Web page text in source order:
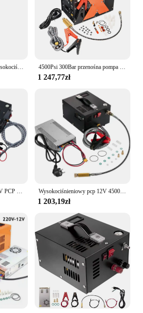
1 247,77zł
4500Psi 300Bar 220V 110V PCP sprężarka powietrza do nurkowania Wysokociśnieniowy pcp 12V 4500Psi 300 bar 30mpa sprężarka powietrza Mini pompa z 110v/220V transformator nadmuchiwacz samochodowy
1 203,19zł